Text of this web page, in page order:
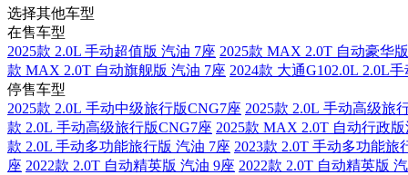
选择其他车型
在售车型
2025款 2.0L 手动超值版 汽油 7座 2025款 MAX 2.0T 自动豪华
款 MAX 2.0T 自动旗舰版 汽油 7座 2024款 大通G102.0L 2.0L
停售车型
2025款 2.0L 手动中级旅行版CNG7座 2025款 2.0L 手动高级旅
款 2.0L 手动高级旅行版CNG7座 2025款 MAX 2.0T 自动行政版
款 2.0L 手动多功能旅行版 汽油 7座 2023款 2.0T 手动多功能旅
座 2022款 2.0T 自动精英版 汽油 9座 2022款 2.0T 自动精英版